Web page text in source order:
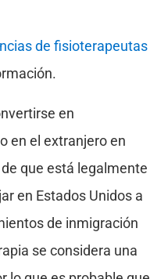
de fisioterapeutas
en
en el extranjero en
que está legalmente
en Estados Unidos a
de inmigración
se considera una